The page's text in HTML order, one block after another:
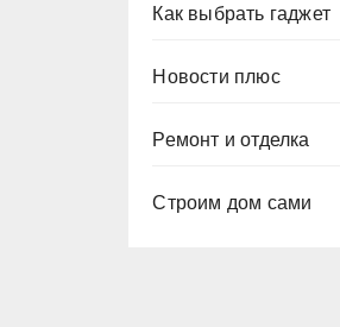
Как выбрать гаджет
Новости плюс
Ремонт и отделка
Строим дом сами